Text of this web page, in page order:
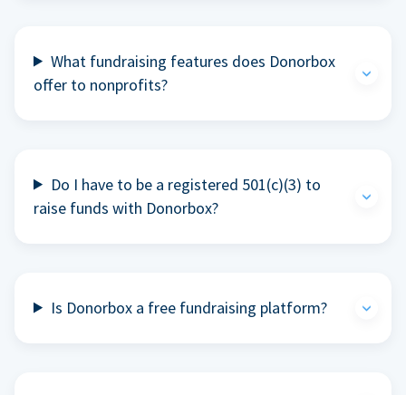
What fundraising features does Donorbox
offer to nonprofits?
Do I have to be a registered 501(c)(3) to
raise funds with Donorbox?
Is Donorbox a free fundraising platform?